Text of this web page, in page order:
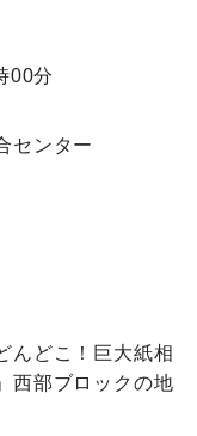
00分
センター
んどこ！巨大紙相
西部ブロックの地